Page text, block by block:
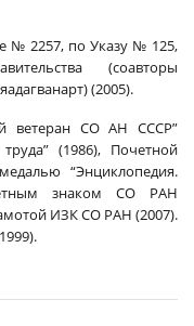
№ 2257, по Указу № 125,
(соавторы
(2005).
ветеран СО АН СССР”
(1986), Почетной
“Энциклопедия.
знаком СО РАН
ИЗК СО РАН (2007).